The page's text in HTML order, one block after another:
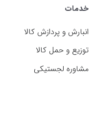
خدمات
انبارش و پردازش کالا
توزیع و حمل کالا
مشاوره لجستیکی